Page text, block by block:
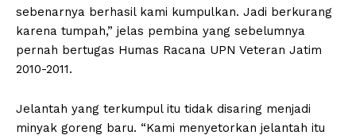
sebenarnya berhasil kami kumpulkan. Jadi berkurang
karena tumpah,” jelas pembina yang sebelumnya
pernah bertugas Humas Racana UPN Veteran Jatim
2010-2011.
Jelantah yang terkumpul itu tidak disaring menjadi
minyak goreng baru. “Kami menyetorkan jelantah itu